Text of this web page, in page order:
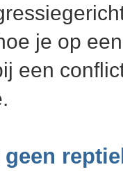
je op
een
geen